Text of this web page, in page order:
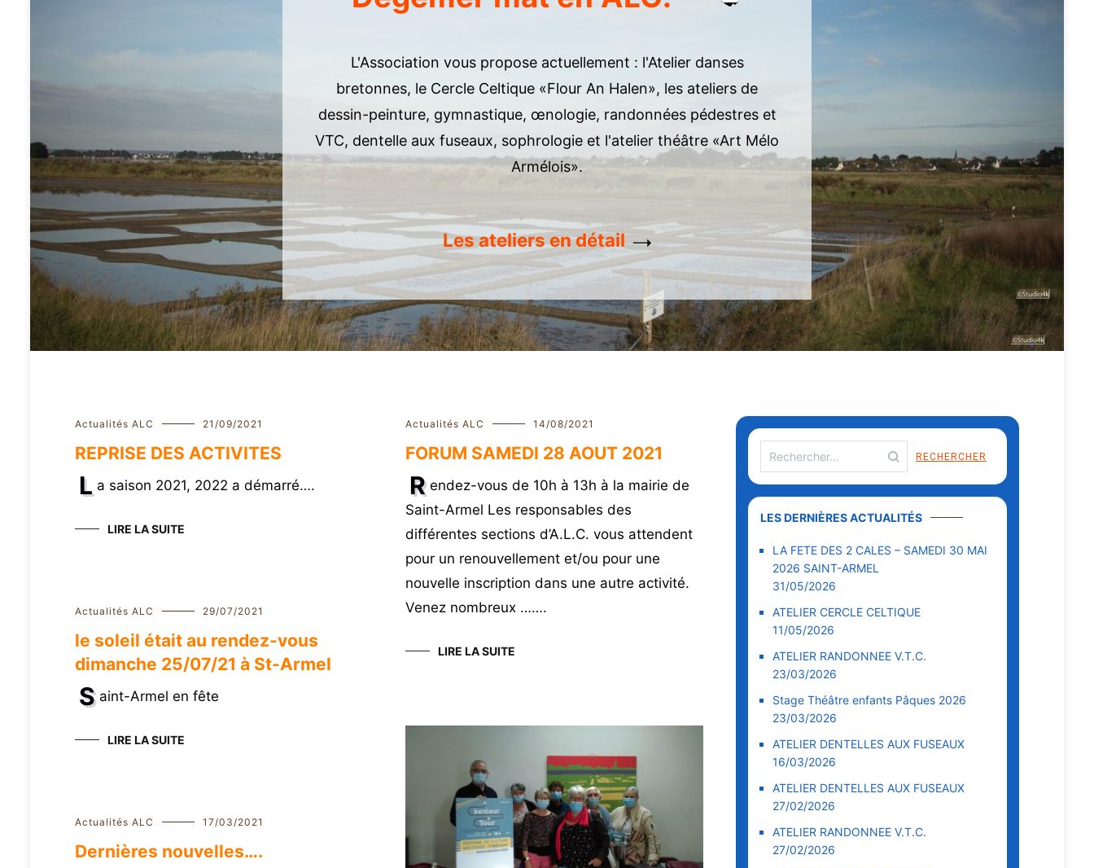
L'Association vous propose actuellement : l'Atelier danses
bretonnes, le Cercle Celtique «Flour An Halen», les ateliers de
dessin-peinture, gymnastique, œnologie, randonnées pédestres et
VTC, dentelle aux fuseaux, sophrologie et l'atelier théâtre «Art Mélo
Armélois».
Les ateliers en détail
Actualités ALC 21/09/2021
REPRISE DES ACTIVITES
L a saison 2021, 2022 a démarré….
LIRE LA SUITE
Actualités ALC 14/08/2021
FORUM SAMEDI 28 AOUT 2021
R endez-vous de 10h à 13h à la mairie de
Saint-Armel Les responsables des
différentes sections d’A.L.C. vous attendent
pour un renouvellement et/ou pour une
nouvelle inscription dans une autre activité.
Venez nombreux …….
LIRE LA SUITE
Actualités ALC 29/07/2021
le soleil était au rendez-vous
dimanche 25/07/21 à St-Armel
S aint-Armel en fête
LIRE LA SUITE
Actualités ALC 17/03/2021
Dernières nouvelles….
LES DERNIÈRES ACTUALITÉS
LA FETE DES 2 CALES – SAMEDI 30 MAI
2026 SAINT-ARMEL
31/05/2026
ATELIER CERCLE CELTIQUE
11/05/2026
ATELIER RANDONNEE V.T.C.
23/03/2026
Stage Théâtre enfants Pâques 2026
23/03/2026
ATELIER DENTELLES AUX FUSEAUX
16/03/2026
ATELIER DENTELLES AUX FUSEAUX
27/02/2026
ATELIER RANDONNEE V.T.C.
27/02/2026